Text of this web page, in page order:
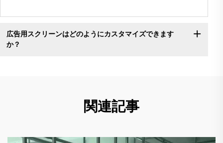
広告用スクリーンはどのようにカスタマイズできます
か？
関連記事